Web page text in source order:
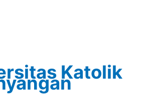
Katolik